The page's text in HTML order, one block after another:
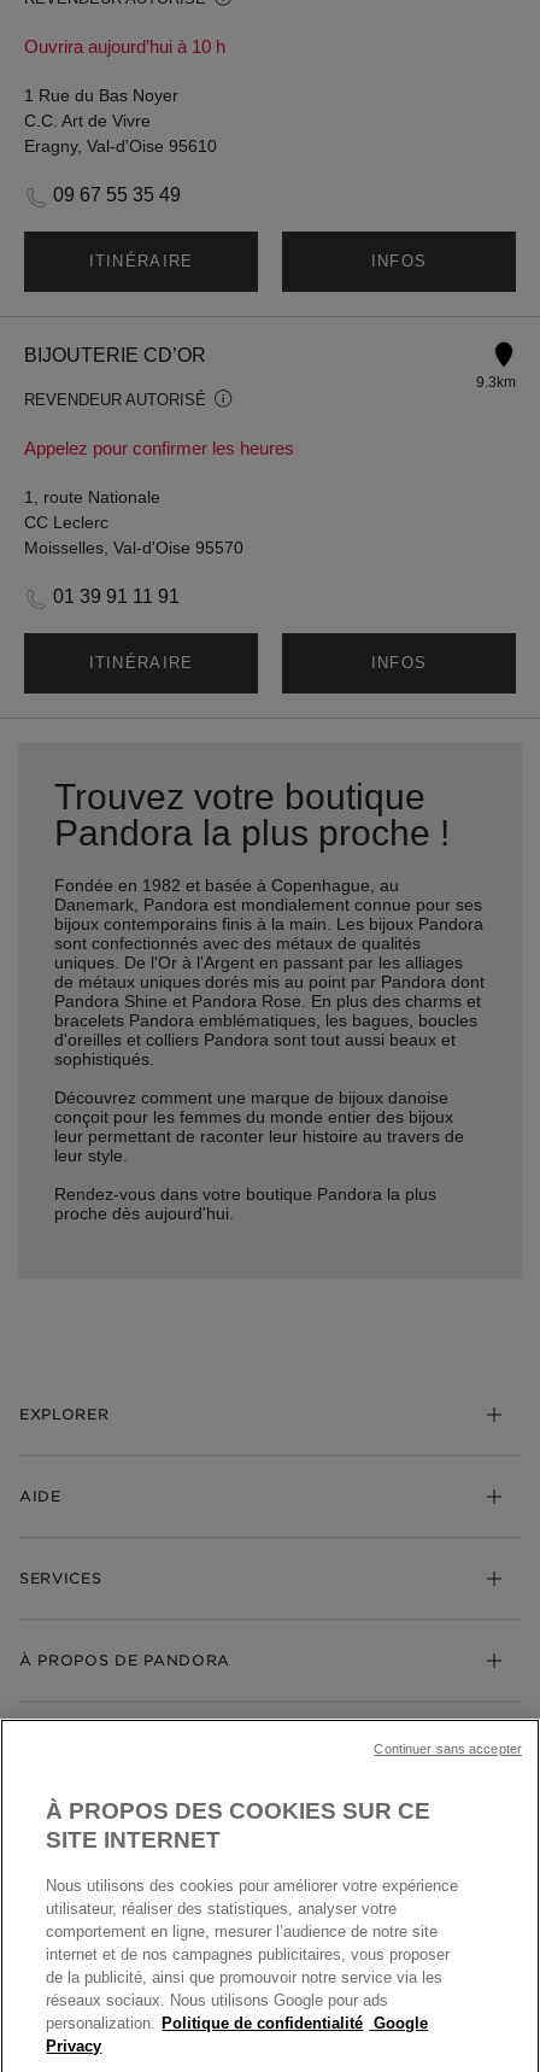
Ouvrira aujourd’hui à 10 h
1 Rue du Bas Noyer
C.C. Art de Vivre
Eragny, Val-d'Oise 95610
09 67 55 35 49
ITINÉRAIRE INFOS
BIJOUTERIE CD’OR
REVENDEUR AUTORISÉ
Appelez pour confirmer les heures
9.3km
1, route Nationale
CC Leclerc
Moisselles, Val-d'Oise 95570
01 39 91 11 91
ITINÉRAIRE INFOS
Trouvez votre boutique
Pandora la plus proche !
Fondée en 1982 et basée à Copenhague, au
Danemark, Pandora est mondialement connue pour ses
bijoux contemporains finis à la main. Les bijoux Pandora
sont confectionnés avec des métaux de qualités
uniques. De l'Or à l'Argent en passant par les alliages
de métaux uniques dorés mis au point par Pandora dont
Pandora Shine et Pandora Rose. En plus des charms et
bracelets Pandora emblématiques, les bagues, boucles
d'oreilles et colliers Pandora sont tout aussi beaux et
sophistiqués.
Découvrez comment une marque de bijoux danoise
conçoit pour les femmes du monde entier des bijoux
leur permettant de raconter leur histoire au travers de
leur style.
Rendez-vous dans votre boutique Pandora la plus
proche dès aujourd'hui.
EXPLORER
Bijoux
Trouver une boutique
AIDE
Suivre ma commande
Échanges et retours
Garantie
Nous contacter
*Conditions des offres en cours
SERVICES
Gravure
Nettoyage & Entretien
Conditions générales de My Pandora
À PROPOS DE PANDORA
Politique de confidentialité
Protection des données
Conditions générales de vente
Conditions générales de vente Click & Collect
Plateforme ODR
FRANCE France
© TOUS DROITS RESERVES. 2026 Pandora
À PROPOS DES COOKIES SUR CE
SITE INTERNET
Nous utilisons des cookies pour améliorer votre expérience
utilisateur, réaliser des statistiques, analyser votre
comportement en ligne, mesurer l’audience de notre site
internet et de nos campagnes publicitaires, vous proposer
de la publicité, ainsi que promouvoir notre service via les
réseaux sociaux. Nous utilisons Google pour ads
personalization. Politique de confidentialité Google
Privacy
Continuer sans accepter